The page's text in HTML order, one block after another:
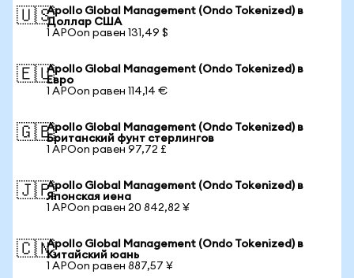
🇺🇸Apollo Global Management (Ondo Tokenized) в
Доллар США
1 APOon равен 131,49 $
🇪🇺Apollo Global Management (Ondo Tokenized) в
Евро
1 APOon равен 114,14 €
🇬🇧Apollo Global Management (Ondo Tokenized) в
Британский фунт стерлингов
1 APOon равен 97,72 £
🇯🇵Apollo Global Management (Ondo Tokenized) в
Японская иена
1 APOon равен 20 842,82 ¥
🇨🇳Apollo Global Management (Ondo Tokenized) в
Китайский юань
1 APOon равен 887,57 ¥